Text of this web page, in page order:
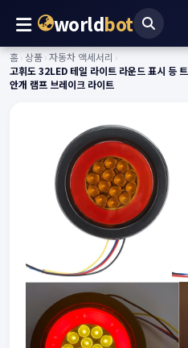
worldbot
홈›상품›자동차 액세서리 ›
고휘도 32LED 테일 라이트 라운드 표시 등
안개 램프 브레이크 라이트